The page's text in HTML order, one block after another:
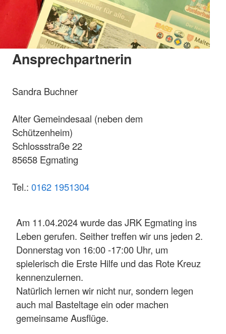
Ansprechpartnerin
Sandra Buchner
Alter Gemeindesaal (neben dem
Schützenheim)
Schlossstraße 22
85658 Egmating
Tel.: 0162 1951304
Am 11.04.2024 wurde das JRK Egmating ins
Leben gerufen. Seither treffen wir uns jeden 2.
Donnerstag von 16:00 -17:00 Uhr, um
spielerisch die Erste Hilfe und das Rote Kreuz
kennenzulernen.
Natürlich lernen wir nicht nur, sondern legen
auch mal Basteltage ein oder machen
gemeinsame Ausflüge.